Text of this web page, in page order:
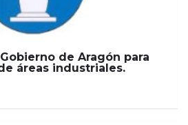
de Aragón para
áreas industriales.